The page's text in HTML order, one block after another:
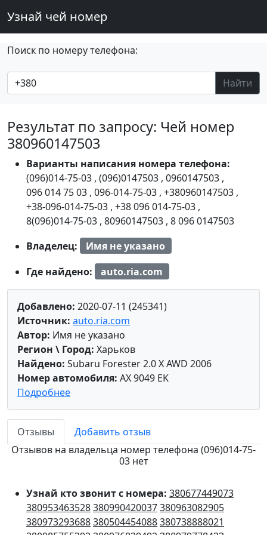
Узнай чей номер
Поиск по номеру телефона:
Найти
Результат по запросу: Чей номер
380960147503
Варианты написания номера телефона:
(096)014-75-03 , (096)0147503 , 0960147503 ,
096 014 75 03 , 096-014-75-03 , +380960147503 ,
+38-096-014-75-03 , +38 096 014-75-03 ,
8(096)014-75-03 , 80960147503 , 8 096 0147503
Владелец:
Имя не указано
Где найдено:
auto.ria.com
Добавлено: 2020-07-11 (245341)
Источник: auto.ria.com
Автор: Имя не указано
Регион \ Город: Харьков
Найдено: Subaru Forester 2.0 X AWD 2006
Номер автомобиля: AX 9049 EK
Подробнее
Отзывы
Добавить отзыв
Отзывов на владельца номер телефона (096)014-75-
03 нет
Узнай кто звонит с номера: 380677449073
380953463528380990420037380963082905
380973293688380504454088380738888021